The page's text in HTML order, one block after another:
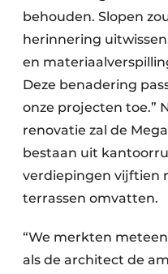
behouden. Slopen
herinnering
en
Deze benadering
onze projecten toe.”
renovatie zal de
bestaan uit
verdiepingen vijftien
terrassen omvatten.
“We merkten
als de architect de